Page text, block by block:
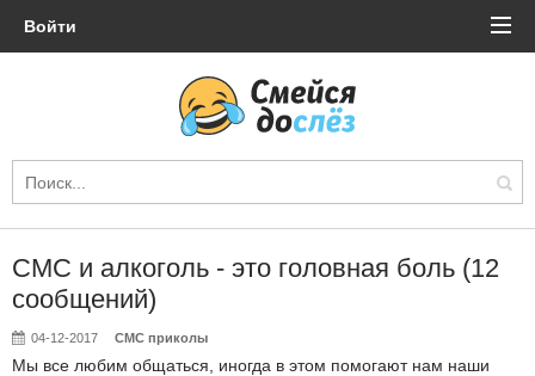
Войти
СМС и алкоголь - это головная боль (12
сообщений)
04-12-2017 СМС приколы
Мы все любим общаться, иногда в этом помогают нам наши